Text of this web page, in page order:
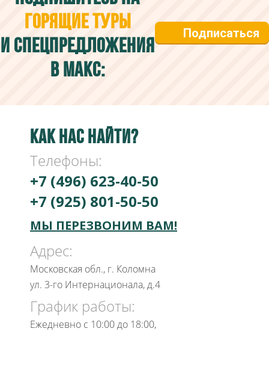
минусы каждого варианта, порекомендуем
корпуса и расположение. Так снижаем риск
разочарований.
ГОРЯЩИЕ ТУРЫ
И СПЕЦПРЕДЛОЖЕНИЯ
В МАКС:
Подписаться
КАК НАС НАЙТИ?
Телефоны:
+7 (496) 623-40-50
+7 (925) 801-50-50
МЫ ПЕРЕЗВОНИМ ВАМ!
Адрес:
Московская обл., г. Коломна
ул. 3-го Интернационала, д.4
График работы:
Ежедневно с 10:00 до 18:00,